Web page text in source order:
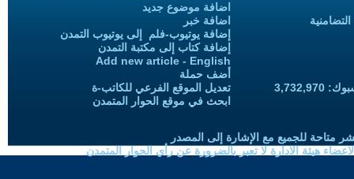
اضافة موضوع جديد
اضافة خبر
إضافة يوتيوب-فلم إلى يوتيوب التمدن
إضافة كتاب إلى مكتبة التمدن
Add new article - English
أضف حملة
تعديل الموقع الفرعي للكاتب-ة
ابحث في موقع الحوار المتمدن
متاحة للجميع مع الإشارة إلى المصدر
هيئة الادارة لا تعبر بالضرورة عن رأي الحوار المتمدن